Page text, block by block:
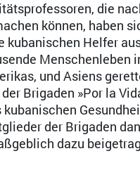
die
können, haben
kubanischen Helfer
Menschenleben
und Asiens
Brigaden »Por la
der Brigaden
dazu